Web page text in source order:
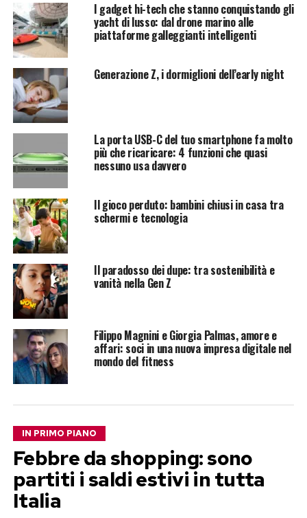
I gadget hi-tech che stanno conquistando gli
yacht di lusso: dal drone marino alle
piattaforme galleggianti intelligenti
Generazione Z, i dormiglioni dell’early night
La porta USB-C del tuo smartphone fa molto
più che ricaricare: 4 funzioni che quasi
nessuno usa davvero
Il gioco perduto: bambini chiusi in casa tra
schermi e tecnologia
Il paradosso dei dupe: tra sostenibilità e
vanità nella Gen Z
Filippo Magnini e Giorgia Palmas, amore e
affari: soci in una nuova impresa digitale nel
mondo del fitness
IN PRIMO PIANO
Febbre da shopping: sono
partiti i saldi estivi in tutta
Italia